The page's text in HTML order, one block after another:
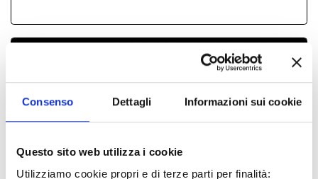
Consenso Dettagli Informazioni sui cookie
Questo sito web utilizza i cookie
Utilizziamo cookie propri e di terze parti per finalità:
DIE INFORMATIONEN ­
IAT BELLARIA INFORMAZIONI ACCOGLIENZA